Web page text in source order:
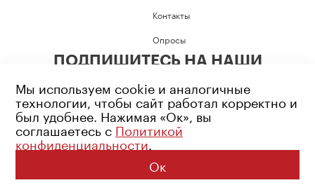
Контакты
Опросы
ПОДПИШИТЕСЬ НА НАШИ
Возрастное ограничение: 16+
Политика конфиденциальности
© 2026 Все права защищены
Мы используем cookie и аналогичные
технологии, чтобы сайт работал корректно и
был удобнее. Нажимая «Ок», вы
соглашаетесь с Политикой
конфиденциальности.
Ок